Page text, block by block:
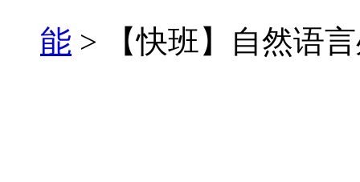
能 > 【快班】自然语